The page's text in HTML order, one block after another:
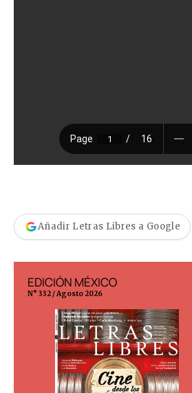
Añadir Letras Libres a Google
EDICIÓN MÉXICO
N° 332 / Agosto 2026